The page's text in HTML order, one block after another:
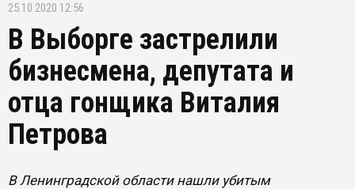
25.10.2020 12:56
В Выборге застрелили
бизнесмена, депутата и
отца гонщика Виталия
Петрова
В Ленинградской области нашли убитым